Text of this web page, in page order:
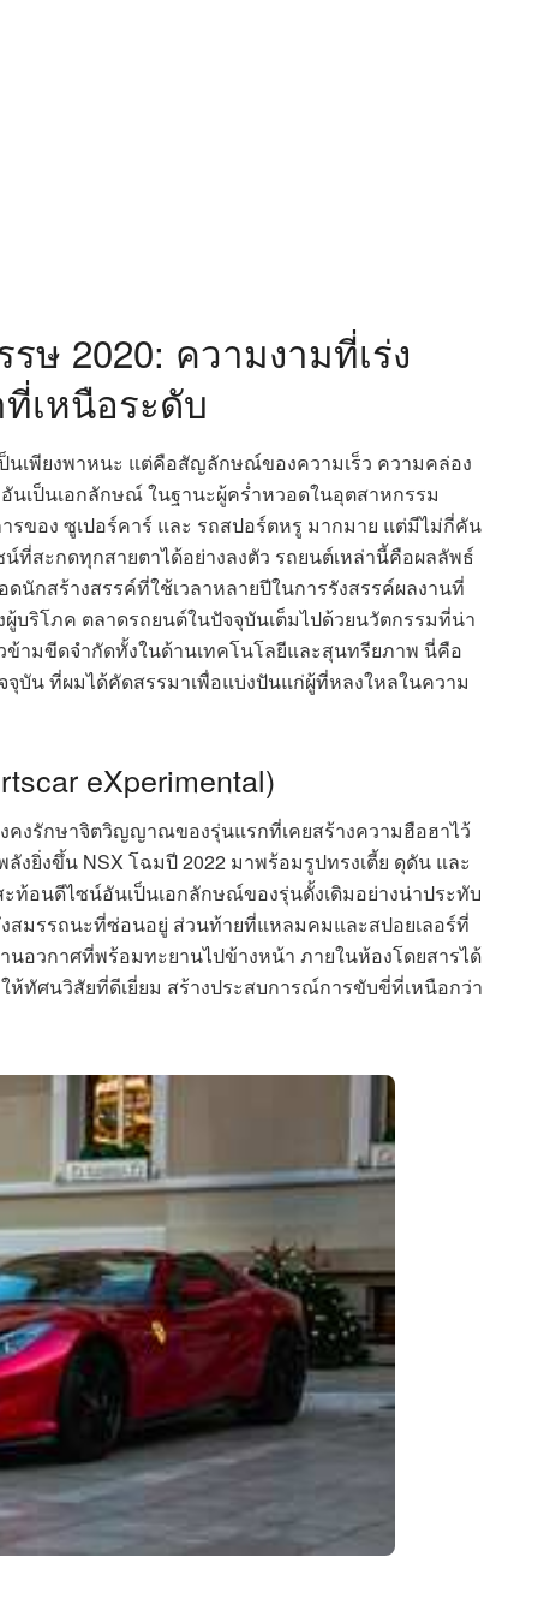
ษ 2020: ความงามที่เร่ง
เหนือระดับ
นเพียงพาหนะ แต่คือสัญลักษณ์ของความเร็ว ความคล่อง
เป็นเอกลักษณ์ ในฐานะผู้คร่ำหวอดในอุตสาหกรรม
รของ ซูเปอร์คาร์ และ รถสปอร์ตหรู มากมาย แต่มีไม่กี่คัน
สะกดทุกสายตาได้อย่างลงตัว รถยนต์เหล่านี้คือผลลัพธ์
นักสร้างสรรค์ที่ใช้เวลาหลายปีในการรังสรรค์ผลงานที่
บริโภค ตลาดรถยนต์ในปัจจุบันเต็มไปด้วยนวัตกรรมที่น่า
ข้ามขีดจำกัดทั้งในด้านเทคโนโลยีและสุนทรียภาพ นี่คือ
บัน ที่ผมได้คัดสรรมาเพื่อแบ่งปันแก่ผู้ที่หลงใหลในความ
eXperimental)
คงรักษาจิตวิญญาณของรุ่นแรกที่เคยสร้างความฮือฮาไว้
งยิ่งขึ้น NSX โฉมปี 2022 มาพร้อมรูปทรงเตี้ย ดุดัน และ
อนดีไซน์อันเป็นเอกลักษณ์ของรุ่นดั้งเดิมอย่างน่าประทับ
มรรถนะที่ซ่อนอยู่ ส่วนท้ายที่แหลมคมและสปอยเลอร์ที่
นอวกาศที่พร้อมทะยานไปข้างหน้า ภายในห้องโดยสารได้
ห้ทัศนวิสัยที่ดีเยี่ยม สร้างประสบการณ์การขับขี่ที่เหนือกว่า